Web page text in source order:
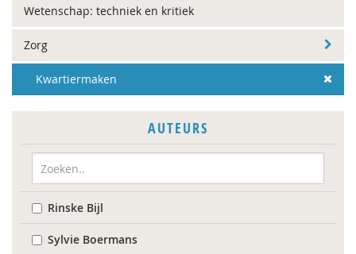
Wetenschap: techniek en kritiek
Zorg
Kwartiermaken
AUTEURS
Rinske Bijl
Sylvie Boermans